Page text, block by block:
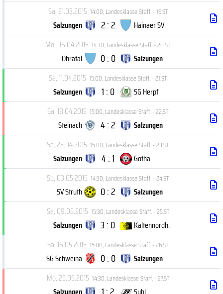
Sa, 21.03.2015 14:00,Landesklasse Staff. - 19.ST
Salzungen 2 : 2
Hainaer SV
Mo, 06.04.2015 14:30,Landesklasse Staff. - 20.ST
Ohratal 0 : 0
Salzungen
Sa, 11.04.2015 15:00,Landesklasse Staff. - 21.ST
Salzungen 1 : 0
SG Herpf
Sa, 18.04.2015 15:00,Landesklasse Staff. - 22.ST
Steinach 4 : 2
Salzungen
Sa, 25.04.2015 15:00,Landesklasse Staff. - 23.ST
Salzungen 4 : 1
Gotha
So, 03.05.2015 14:30,Landesklasse Staff. - 24.ST
SV Struth 0 : 2
Salzungen
Sa, 09.05.2015 15:30,Landesklasse Staff. - 25.ST
Salzungen 3 : 0
Kaltennordh.
Sa, 16.05.2015 15:00,Landesklasse Staff. - 26.ST
SG Schweina 0 : 0
Salzungen
Mo, 25.05.2015 14:30,Landesklasse Staff. - 27.ST